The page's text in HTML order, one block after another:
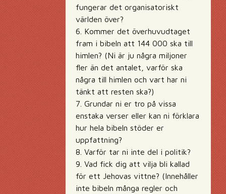
fungerar det organisatoriskt
världen över?
6. Kommer det överhuvudtaget
fram i bibeln att 144 000 ska till
himlen? (Ni är ju några miljoner
fler än det antalet, varför ska
några till himlen och vart har ni
tänkt att resten ska?)
7. Grundar ni er tro på vissa
enstaka verser eller kan ni förklara
hur hela bibeln stöder er
uppfattning?
8. Varför tar ni inte del i politik?
9. Vad fick dig att vilja bli kallad
för ett Jehovas vittne? (Innehåller
inte bibeln många regler och